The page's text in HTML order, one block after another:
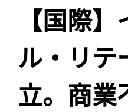
【国際
ル・リテ
立。商業